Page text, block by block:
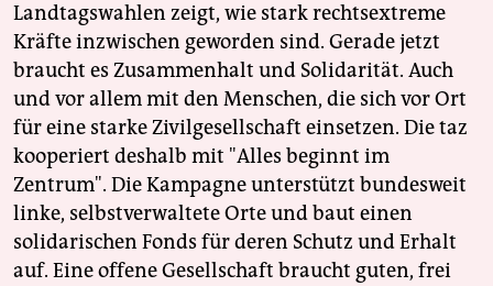
Landtagswahlen zeigt, wie stark rechtsextreme
Kräfte inzwischen geworden sind. Gerade jetzt
braucht es Zusammenhalt und Solidarität. Auch
und vor allem mit den Menschen, die sich vor Ort
für eine starke Zivilgesellschaft einsetzen. Die taz
kooperiert deshalb mit "Alles beginnt im
Zentrum". Die Kampagne unterstützt bundesweit
linke, selbstverwaltete Orte und baut einen
solidarischen Fonds für deren Schutz und Erhalt
auf. Eine offene Gesellschaft braucht guten, frei